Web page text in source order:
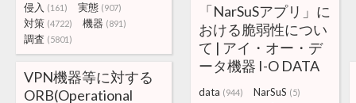
侵入 (161) 実態 (907)
対策 (4722) 機器 (891)
調査 (5801)
「NarSuSアプリ」に
おける脆弱性につい
て | アイ・オー・デ
ータ機器 I-O DATA
data (944) NarSuS (5)
VPN機器等に対する
ORB(Operational